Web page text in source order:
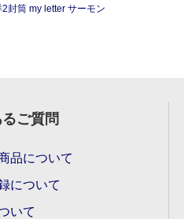
2封筒 my letter サーモン
ご質問
品について
について
いて